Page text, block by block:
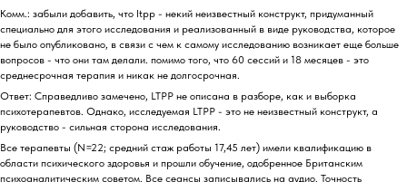
Комм.: забыли добавить, что ltpp - некий неизвестный конструкт, придуманный
специально для этого исследования и реализованный в виде руководства, которое
не было опубликовано, в связи с чем к самому исследованию возникает еще больше
вопросов - что они там делали. помимо того, что 60 сессий и 18 месяцев - это
среднесрочная терапия и никак не долгосрочная.
Ответ: Справедливо замечено, LTPP не описана в разборе, как и выборка
психотерапевтов. Однако, исследуемая LTPP - это не неизвестный конструкт, а
руководство - сильная сторона исследования.
Все терапевты (N=22; средний стаж работы 17,45 лет) имели квалификацию в
области психического здоровья и прошли обучение, одобренное Британским
психоаналитическим советом. Все сеансы записывались на аудио. Точность